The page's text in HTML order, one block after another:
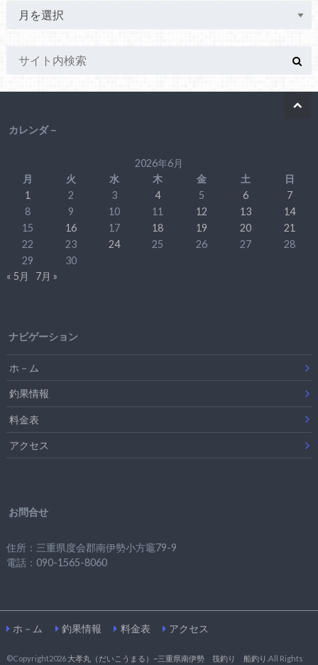
カレンダ－
2026年6月
月
火 水 木 金 土
日
1
2 3 4 5 6
7
8
9 10 11 12 13
14
15
16 17 18 19 20
21
22
23 24 25 26 27
28
29
30
« 5月
7月 »
ナビゲーション
ホ－ム
釣果情報
料金表
アクセス
お問合せ
住所：三重県度会郡南伊勢小方竈79-9
電話：090-1565-8060
ホ－ム 釣果情報 料金表 アクセス
©Copyright2026 大孝丸（だいこうまる）−三重県南伊勢 筏釣り 船釣り .All Rights